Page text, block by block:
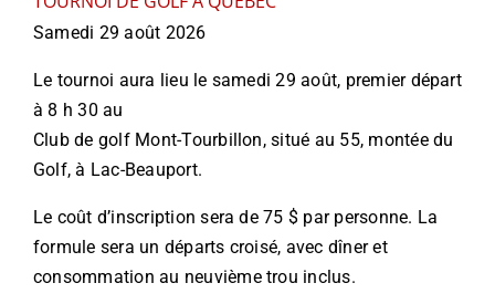
Samedi 29 août 2026
Le tournoi aura lieu le samedi 29 août, premier départ
à 8 h 30 au
Club de golf Mont-Tourbillon, situé au 55, montée du
Golf, à Lac-Beauport.
Le coût d’inscription sera de 75 $ par personne. La
formule sera un départs croisé, avec dîner et
consommation au neuvième trou inclus.